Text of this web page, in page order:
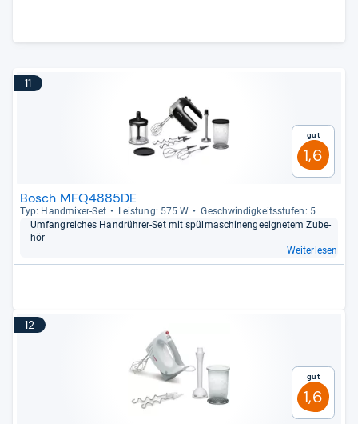
11
Gut
1,6
Bosch MFQ4885DE
Typ: Hand­mi­xer-​Set Leis­tung: 575 W
Geschwin­dig­keits­stu­fen: 5
Umfang­rei­ches Handrüh­rer-​Set mit spül­ma­schi­nen­ge­eig­ne­tem Zube­
hör
Weiterlesen
12
Gut
1,6